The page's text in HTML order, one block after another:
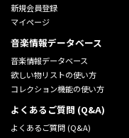
新規会員登録
マイページ
音楽情報データベース
音楽情報データベース
欲しい物リストの使い方
コレクション機能の使い方
よくあるご質問 (Q&A)
よくあるご質問 (Q&A)